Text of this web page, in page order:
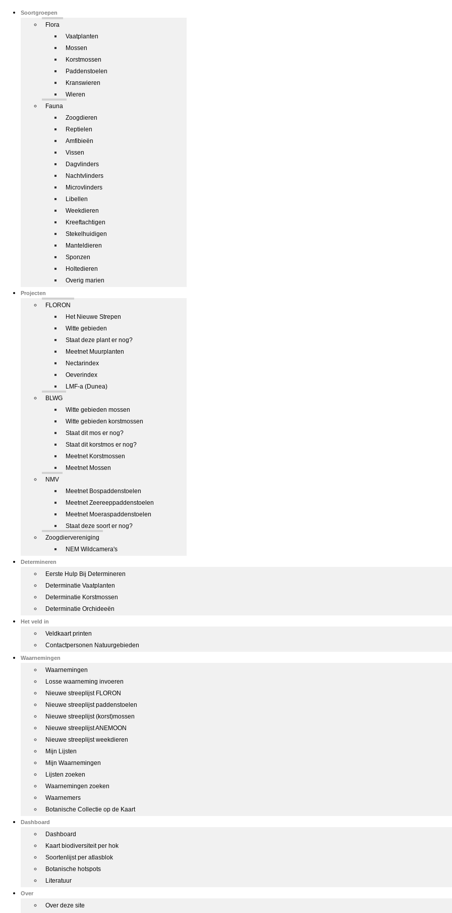
Soortgroepen
Flora
Vaatplanten
Mossen
Korstmossen
Paddenstoelen
Kranswieren
Wieren
Fauna
Zoogdieren
Reptielen
Amfibieën
Vissen
Dagvlinders
Nachtvlinders
Microvlinders
Libellen
Weekdieren
Kreeftachtigen
Stekelhuidigen
Manteldieren
Sponzen
Holtedieren
Overig marien
Projecten
FLORON
Het Nieuwe Strepen
Witte gebieden
Staat deze plant er nog?
Meetnet Muurplanten
Nectarindex
Oeverindex
LMF-a (Dunea)
BLWG
Witte gebieden mossen
Witte gebieden korstmossen
Staat dit mos er nog?
Staat dit korstmos er nog?
Meetnet Korstmossen
Meetnet Mossen
NMV
Meetnet Bospaddenstoelen
Meetnet Zeereeppaddenstoelen
Meetnet Moeraspaddenstoelen
Staat deze soort er nog?
Zoogdiervereniging
NEM Wildcamera's
Determineren
Eerste Hulp Bij Determineren
Determinatie Vaatplanten
Determinatie Korstmossen
Determinatie Orchideeën
Het veld in
Veldkaart printen
Contactpersonen Natuurgebieden
Waarnemingen
Waarnemingen
Losse waarneming invoeren
Nieuwe streeplijst FLORON
Nieuwe streeplijst paddenstoelen
Nieuwe streeplijst (korst)mossen
Nieuwe streeplijst ANEMOON
Nieuwe streeplijst weekdieren
Mijn Lijsten
Mijn Waarnemingen
Lijsten zoeken
Waarnemingen zoeken
Waarnemers
Botanische Collectie op de Kaart
Dashboard
Dashboard
Kaart biodiversiteit per hok
Soortenlijst per atlasblok
Botanische hotspots
Literatuur
Over
Over deze site